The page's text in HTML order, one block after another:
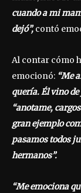
cuando a mi
dejó”,contó
Al contar cómo
emocionó: “Me
quería. Él vino
“anotame,
gran ejemplo
pasamos todos
hermanos”.
“Me emociona